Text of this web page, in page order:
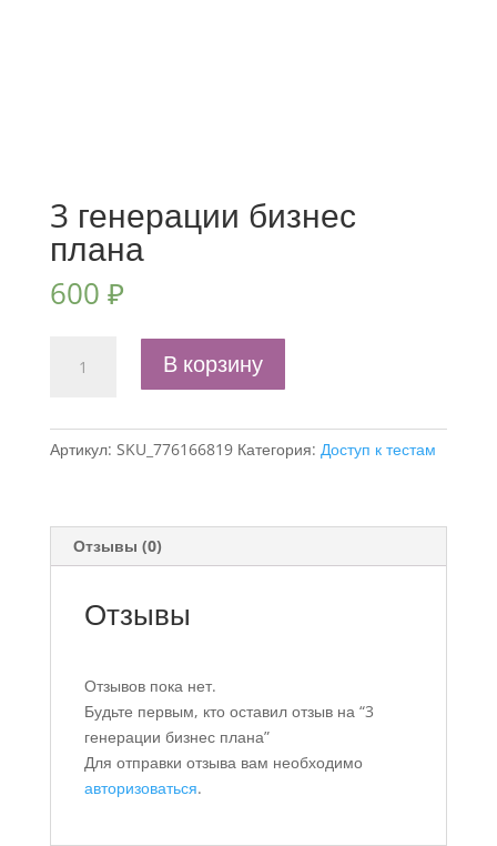
3 генерации бизнес
плана
600 ₽
товара
генерации
бизнес
В корзину
Артикул: SKU_776166819 Категория: Доступ к тестам
Отзывы (0)
Отзывы
Отзывов пока нет.
Будьте первым, кто оставил отзыв на “3
генерации бизнес плана”
Для отправки отзыва вам необходимо
авторизоваться.